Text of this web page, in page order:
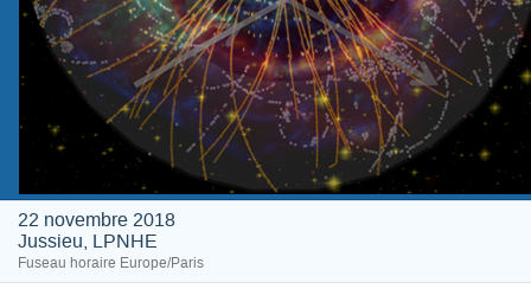
22 novembre 2018
Jussieu, LPNHE
Fuseau horaire Europe/Paris